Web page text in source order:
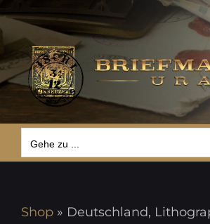
Zum
Inhalt
springen
Gehe zu ...
Gehe zu ...
Shop » Deutschland,